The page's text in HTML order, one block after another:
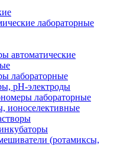
лабораторные
автоматические
лабораторные
рН-электроды
лабораторные
ионоселективные
(ротамиксы,